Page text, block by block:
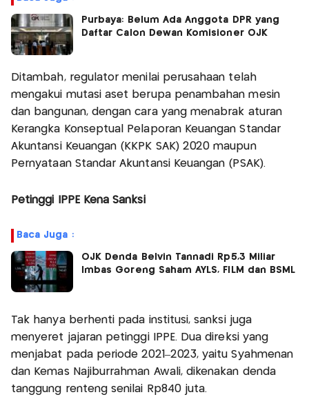
Purbaya: Belum Ada Anggota DPR yang
Daftar Calon Dewan Komisioner OJK
Ditambah, regulator menilai perusahaan telah
mengakui mutasi aset berupa penambahan mesin
dan bangunan, dengan cara yang menabrak aturan
Kerangka Konseptual Pelaporan Keuangan Standar
Akuntansi Keuangan (KKPK SAK) 2020 maupun
Pernyataan Standar Akuntansi Keuangan (PSAK).
Petinggi IPPE Kena Sanksi
Baca Juga :
OJK Denda Belvin Tannadi Rp5,3 Miliar
Imbas Goreng Saham AYLS, FILM dan BSML
Tak hanya berhenti pada institusi, sanksi juga
menyeret jajaran petinggi IPPE. Dua direksi yang
menjabat pada periode 2021–2023, yaitu Syahmenan
dan Kemas Najiburrahman Awali, dikenakan denda
tanggung renteng senilai Rp840 juta.